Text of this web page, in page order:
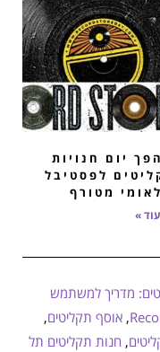
יום חנויות
לפסטיבל
מטורף
»
מדריך למשתמש
, אוסף תקליטים,
, חנות תקליטים תל